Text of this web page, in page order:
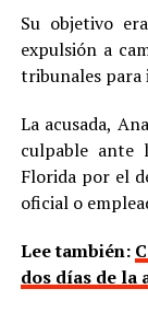
Su objetivo
expulsión a
tribunales para
La acusada,
culpable ante
Florida por el
oficial o
Lee también:
dos días de la